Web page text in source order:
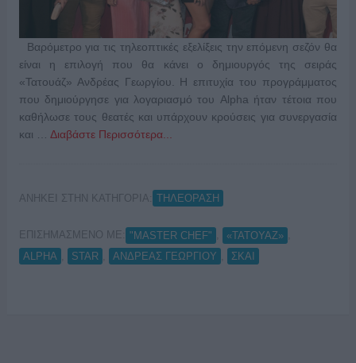
Βαρόμετρο για τις τηλεοπτικές εξελίξεις την επόμενη σεζόν θα
είναι η επιλογή που θα κάνει ο δημιουργός της σειράς
«Τατουάζ» Ανδρέας Γεωργίου. Η επιτυχία του προγράμματος
που δημιούργησε για λογαριασμό του Alpha ήταν τέτοια που
καθήλωσε τους θεατές και υπάρχουν κρούσεις για συνεργασία
και … Διαβάστε Περισσότερα...
ΑΝΗΚΕΙ ΣΤΗΝ ΚΑΤΗΓΟΡΙΑ: ΤΗΛΕΟΡΑΣΗ
ΕΠΙΣΗΜΑΣΜΕΝΟ ΜΕ: "MASTER CHEF" «ΤΑΤΟΥΑΖ»
ALPHA
STAR ΑΝΔΡΕΑΣ ΓΕΩΡΓΙΟΥ ΣΚΑΙ